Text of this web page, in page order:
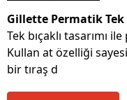
Gillette Permatik Tek
Tek bıçaklı tasarımı
Kullan at özelliği
bir tıraş d